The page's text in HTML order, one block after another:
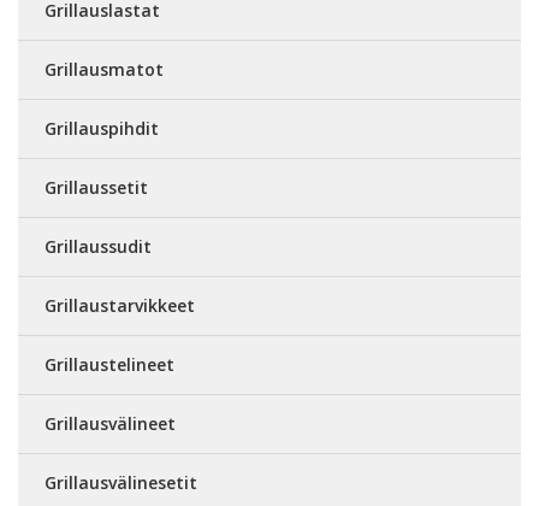
Grillauslastat
Grillausmatot
Grillauspihdit
Grillaussetit
Grillaussudit
Grillaustarvikkeet
Grillaustelineet
Grillausvälineet
Grillausvälinesetit